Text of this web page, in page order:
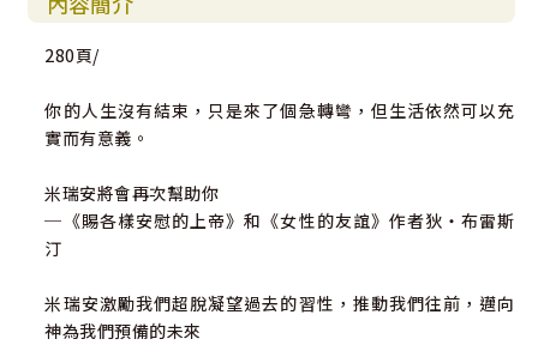
280頁/
你的人生沒有結束，只是來了個急轉彎，但生活依然可以充
實而有意義。
米瑞安將會再次幫助你
─《賜各樣安慰的上帝》和《女性的友誼》作者狄‧布雷斯
汀
米瑞安激勵我們超脫凝望過去的習性，推動我們往前，邁向
神為我們預備的未來